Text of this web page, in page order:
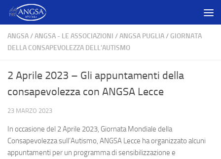
Salta al contenuto
ANGSA/ANGSA - LE ASSOCIAZIONI /ANGSA PUGLIA/ GIORNATA
DELLA CONSAPEVOLEZZA DELL'AUTISMO
2 Aprile 2023 – Gli appuntamenti della
consapevolezza con ANGSA Lecce
23 MARZO 2023
In occasione del 2 Aprile 2023, Giornata Mondiale della
Consapevolezza sull’Autismo, ANGSA Lecce ha organizzato alcuni
appuntamenti per un programma di sensibilizzazione e